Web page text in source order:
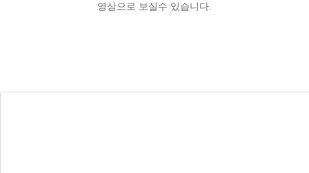
영상으로 보실수 있습니다.